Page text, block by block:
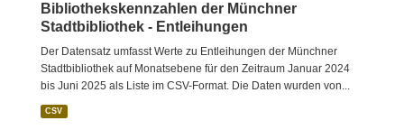
Bibliothekskennzahlen der Münchner
Stadtbibliothek - Entleihungen
Der Datensatz umfasst Werte zu Entleihungen der Münchner
Stadtbibliothek auf Monatsebene für den Zeitraum Januar 2024
bis Juni 2025 als Liste im CSV-Format. Die Daten wurden von...
CSV